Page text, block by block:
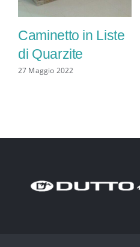
Caminetto in Liste
di Quarzite
27 Maggio 2022